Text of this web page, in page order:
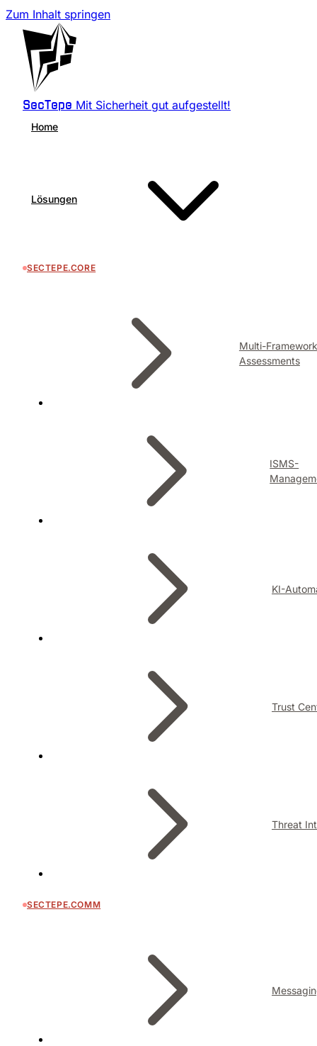
Zum Inhalt springen
SecTepe Mit Sicherheit gut aufgestellt!
Home
Lösungen
SECTEPE.CORE
Multi-Framework
Assessments
ISMS-
KI-
Trust
Threat
SECTEPE.COMM